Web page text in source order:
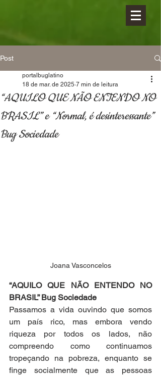
Post
“AQUILO QUE NÃO ENTENDO NO
BRASIL” e “Normal, é desinteressante”
Bug Sociedade
portalbuglatino
18 de mar. de 2025 7 min de leitura
Joana Vasconcelos
“AQUILO QUE NÃO ENTENDO NO
BRASIL” Bug Sociedade
Passamos a vida ouvindo que somos
um país rico, mas embora vendo
riqueza por todos os lados, não
compreendo como continuamos
tropeçando na pobreza, enquanto se
finge socialmente que as pessoas